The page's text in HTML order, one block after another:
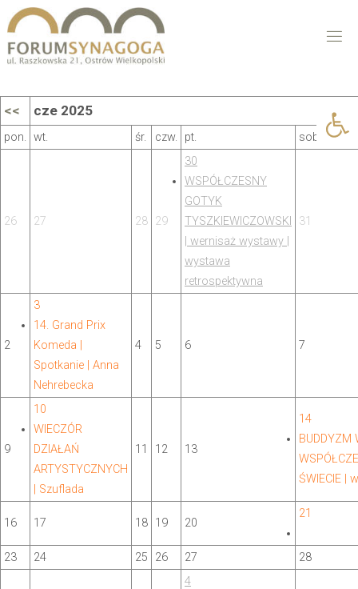
<< cze 2025
pon. wt. śr. czw. pt. sob.
26 27 28 29
30
WSPÓŁCZESNY
GOTYK
TYSZKIEWICZOWSKI
| wernisaż wystawy |
wystawa
retrospektywna
31
2
3
14. Grand Prix
Komeda |
Spotkanie | Anna
Nehrebecka
4 5 6 7
9
10
WIECZÓR
DZIAŁAŃ
ARTYSTYCZNYCH
| Szuflada
11 12 13
14
BUDDYZM
ŚWIECIE |
16 17 18 19 20
21
23 24 25 26 27 28
4